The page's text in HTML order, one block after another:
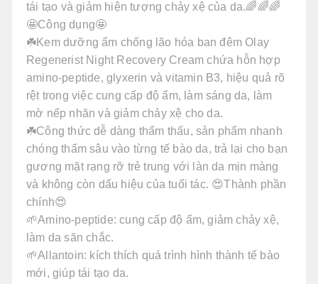
tái tạo và giảm hiện tượng chảy xệ của da.🌈🌈🌈
🤩Công dụng🤩
☘️Kem dưỡng ẩm chống lão hóa ban đêm Olay
Regenerist Night Recovery Cream chứa hỗn hợp
amino-peptide, glyxerin và vitamin B3, hiệu quả rõ
rệt trong việc cung cấp độ ẩm, làm sáng da, làm
mờ nếp nhăn và giảm chảy xệ cho da.
☘️Công thức dễ dàng thẩm thấu, sản phẩm nhanh
chóng thấm sâu vào từng tế bào da, trả lại cho bạn
gương mặt rạng rỡ trẻ trung với làn da mịn màng
và không còn dấu hiệu của tuổi tác. 😍Thành phần
chính😍
🌱Amino-peptide: cung cấp độ ẩm, giảm chảy xệ,
làm da săn chắc.
🌱Allantoin: kích thích quá trình hình thành tế bào
mới, giúp tái tạo da.